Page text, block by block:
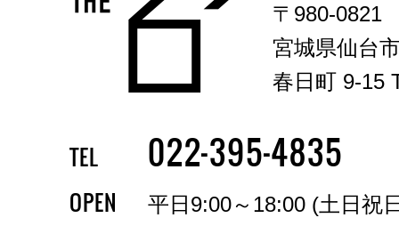
〒980-0821
宮城県仙台
春日町 9-15
TEL 022-395-4835
OPEN 平日9:00～18:00 (土日祝